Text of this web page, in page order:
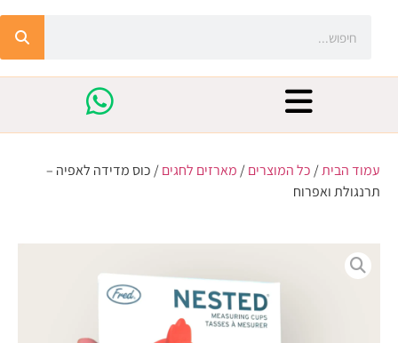
עמוד הבית/ כל המוצרים/ מארזים לחגים/ כוס מדידה לאפיה –
תרנגולת ואפרוח